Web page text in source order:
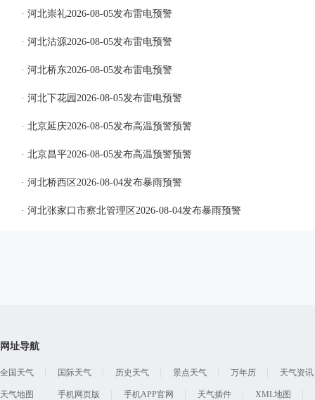
· 河北崇礼2026-08-05发布雷电预警
· 河北沽源2026-08-05发布雷电预警
· 河北桥东2026-08-05发布雷电预警
· 河北下花园2026-08-05发布雷电预警
· 北京延庆2026-08-05发布高温预警预警
· 北京昌平2026-08-05发布高温预警预警
· 河北桥西区2026-08-04发布暴雨预警
· 河北张家口市察北管理区2026-08-04发布暴雨预警
网址导航
全国天气 国际天气 历史天气 景点天气 万年历 天气资讯
天气地图 手机网页版 手机APP官网 天气插件 XML地图